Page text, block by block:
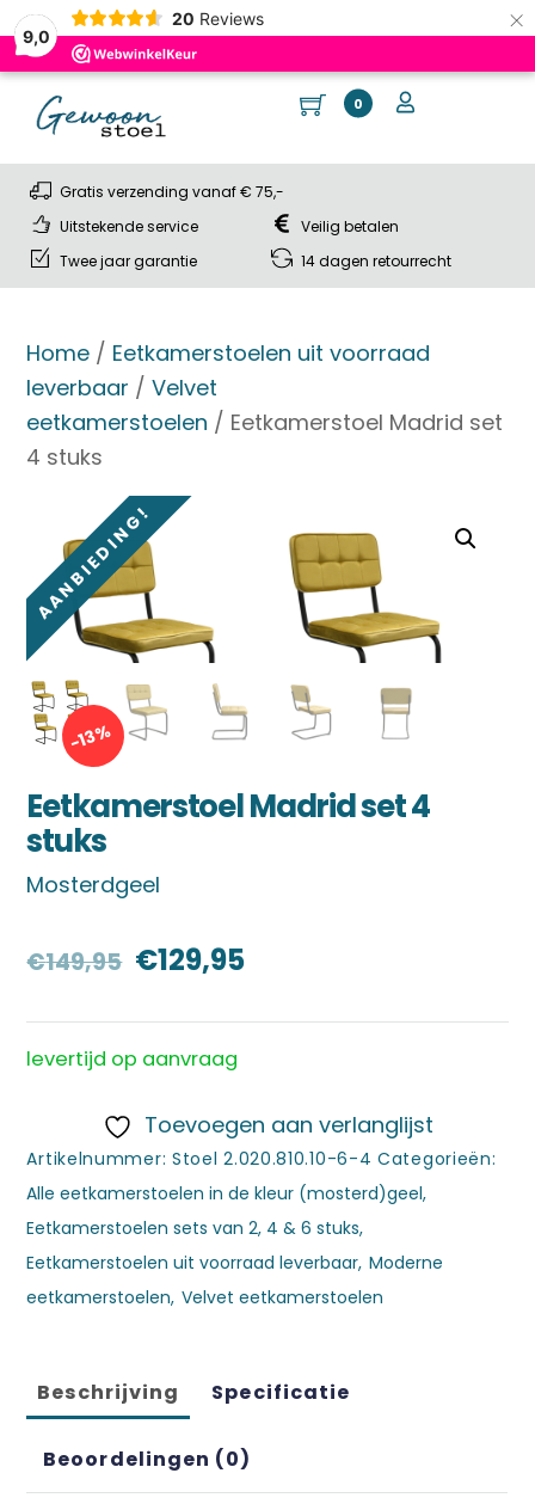
9,0
20 Reviews ×
Skip
content
Cart
0 User
Gratis verzending vanaf € 75,-
Uitstekende service
Veilig betalen
Twee jaar garantie
14 dagen retourrecht
Home / Eetkamerstoelen uit voorraad
leverbaar /Velvet
eetkamerstoelen / Eetkamerstoel Madrid set
4 stuks
AANBIEDING!
Eetkamerstoel Madrid set 4
stuks
Mosterdgeel
€149,95 Oorspronkelijke
was:
€129,95Huidige
-13%
levertijd op aanvraag
Toevoegen aan verlanglijst
Artikelnummer: Stoel 2.020.810.10-6-4 Categorieën:
Alle eetkamerstoelen in de kleur (mosterd)geel,
Eetkamerstoelen sets van 2, 4 & 6 stuks,
Eetkamerstoelen uit voorraad leverbaar, Moderne
eetkamerstoelen, Velvet eetkamerstoelen
Beschrijving Specificatie
Beoordelingen (0)